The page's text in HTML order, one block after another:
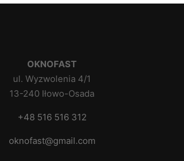
OKNOFAST
ul. Wyzwolenia 4/1
13-240 Iłowo-Osada
+48 516 516 312
oknofast@gmail.com